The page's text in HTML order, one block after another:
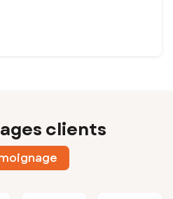
clients